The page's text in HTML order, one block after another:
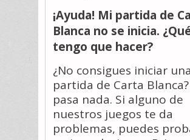
¡Ayuda! Mi partida de
Blanca no se inicia.
tengo que hacer?
¿No consigues iniciar una
partida de Carta
pasa nada. Si alguno de
nuestros juegos te da
problemas, puedes